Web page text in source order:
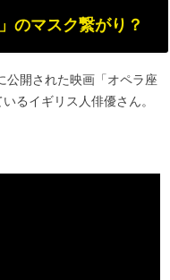
のマスク繋がり？
公開された映画「オペラ座
るイギリス人俳優さん。